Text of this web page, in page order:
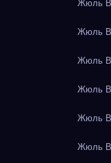
Жюль
Жюль
Жюль
Жюль
Жюль
Жюль